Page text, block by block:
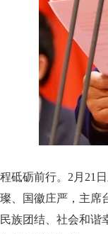
砺前行。2月21日
国徽庄严，主席
族团结、社会和谐